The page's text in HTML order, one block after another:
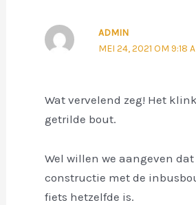
ADMIN
MEI 24, 2021 OM 9:18
Wat vervelend zeg! Het
getrilde bout.
Wel willen we aangeven dat
constructie met de
fiets hetzelfde is.